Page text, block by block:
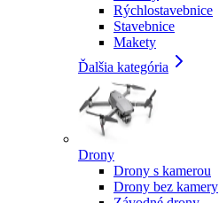
Rýchlostavebnice
Stavebnice
Makety
Ďalšia kategória
Drony
Drony s kamerou
Drony bez kamery